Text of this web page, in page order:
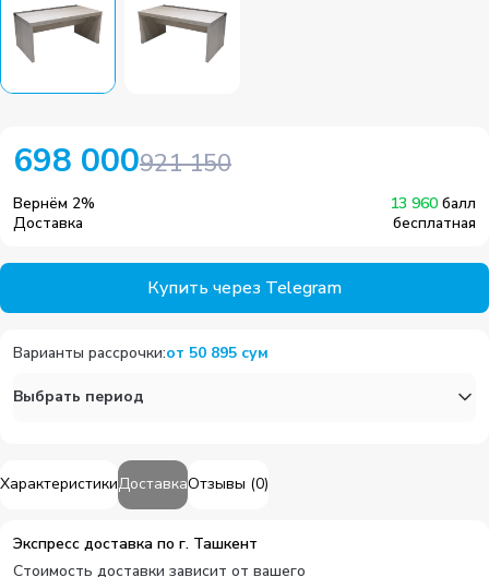
ХарактеристикиДоставкаОтзывы (0)
Экспресс доставка по г. Ташкент
Стоимость доставки зависит от вашего
698 000921 150
Вернём 2% 13 960 балл
Доставка
бесплатная
Купить через Telegram
Варианты рассрочки:от 50 895 сум
Выбрать период